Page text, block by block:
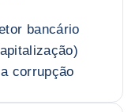
bancário
corrupção